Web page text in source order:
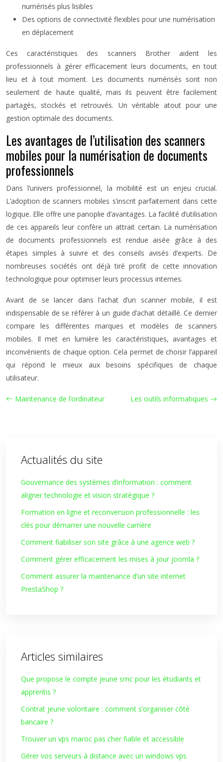
numérisés plus lisibles
Des options de connectivité flexibles pour une numérisation
en déplacement
Ces caractéristiques des scanners Brother aident les
professionnels à gérer efficacement leurs documents, en tout
lieu et à tout moment. Les documents numérisés sont non
seulement de haute qualité, mais ils peuvent être facilement
partagés, stockés et retrouvés. Un véritable atout pour une
gestion optimale des documents.
Les avantages de l’utilisation des scanners
mobiles pour la numérisation de documents
professionnels
Dans l’univers professionnel, la mobilité est un enjeu crucial.
L’adoption de scanners mobiles s’inscrit parfaitement dans cette
logique. Elle offre une panoplie d’avantages. La facilité d’utilisation
de ces appareils leur confère un attrait certain. La numérisation
de documents professionnels est rendue aisée grâce à des
étapes simples à suivre et des conseils avisés d’experts. De
nombreuses sociétés ont déjà tiré profit de cette innovation
technologique pour optimiser leurs processus internes.
Avant de se lancer dans l’achat d’un scanner mobile, il est
indispensable de se référer à un guide d’achat détaillé. Ce dernier
compare les différentes marques et modèles de scanners
mobiles. Il met en lumière les caractéristiques, avantages et
inconvénients de chaque option. Cela permet de choisir l’appareil
qui répond le mieux aux besoins spécifiques de chaque
utilisateur.
Maintenance de l’ordinateur Les outils informatiques
Actualités du site
Gouvernance des systèmes d’information : comment
aligner technologie et vision stratégique ?
Formation en ligne et reconversion professionnelle : les
clés pour démarrer une nouvelle carrière
Comment fiabiliser son site grâce à une agence web ?
Comment gérer efficacement les mises à jour joomla ?
Comment assurer la maintenance d’un site internet
PrestaShop ?
Articles similaires
Que propose le compte jeune smc pour les étudiants et
apprentis ?
Contrat jeune volontaire : comment s’organiser côté
bancaire ?
Trouver un vps maroc pas cher fiable et accessible
Gérer vos serveurs à distance avec un windows vps